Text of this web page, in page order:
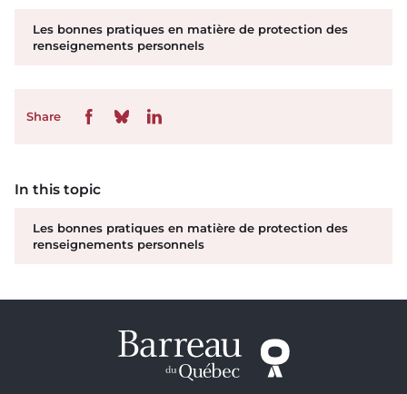
Les bonnes pratiques en matière de protection des
renseignements personnels
Share
In this topic
Les bonnes pratiques en matière de protection des
renseignements personnels